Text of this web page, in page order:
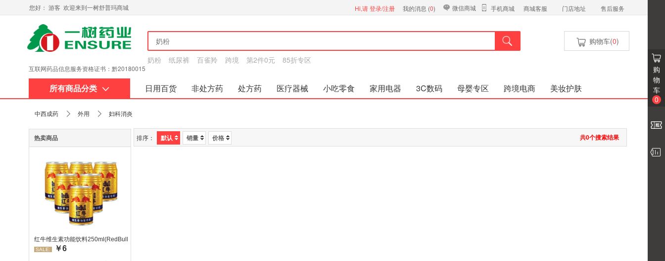
您好： 游客 欢迎来到一树舒普玛商城 Hi,请登录/注册 我的消息 (0) 微信商城 手机商城 商城客服 门店地址 售后服务
互联网药品信息服务资格证书：黔20180015
奶粉 纸尿裤 百雀羚 跨境 第2件0元 85折专区
购物车(0)
所有商品分类 日用百货 非处方药 处方药 医疗器械 小吃零食 家用电器 3C数码 母婴专区 跨境电商
美妆护肤
购
物
车
0
中西成药 外用 妇科消炎
热卖商品
红牛维生素功能饮料250ml(RedBull/红牛)
SALE: ￥6
排序： 默认 销量 价格 共0个搜索结果